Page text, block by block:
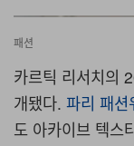
패션
카르틱 리서치의
개됐다. 파리 패션
도 아카이브 텍스